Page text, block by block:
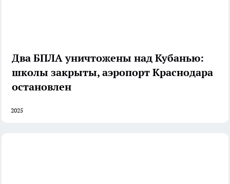
Два БПЛА уничтожены над Кубанью:
школы закрыты, аэропорт Краснодара
остановлен
2025